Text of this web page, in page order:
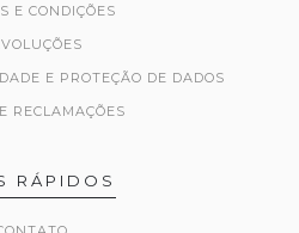
E CONDIÇÕES
E PROTEÇÃO DE DADOS
RECLAMAÇÕES
RÁPIDOS